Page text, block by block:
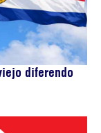
diferendo